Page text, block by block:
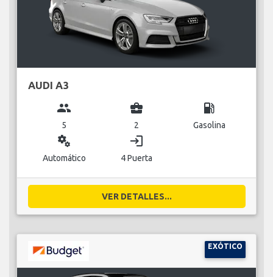
AUDI A3
group
5
business_center
2
local_gas_station
Gasolina
miscellaneous_services
Automático
login
4 Puerta
VER DETALLES...
EXÓTICO